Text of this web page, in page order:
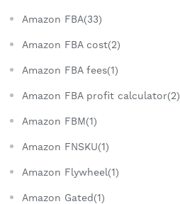
Amazon FBA(33)
Amazon FBA cost(2)
Amazon FBA fees(1)
Amazon FBA profit calculator(2)
Amazon FBM(1)
Amazon FNSKU(1)
Amazon Flywheel(1)
Amazon Gated(1)